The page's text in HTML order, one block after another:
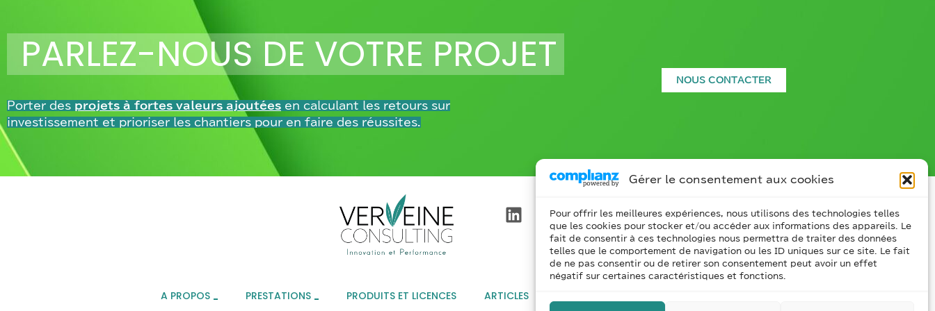
Gérer le consentement aux cookies
Pour offrir les meilleures expériences, nous utilisons des technologies telles
que les cookies pour stocker et/ou accéder aux informations des appareils. Le
fait de consentir à ces technologies nous permettra de traiter des données
telles que le comportement de navigation ou les ID uniques sur ce site. Le fait
de ne pas consentir ou de retirer son consentement peut avoir un effet
négatif sur certaines caractéristiques et fonctions.
PARLEZ-NOUS DE VOTRE PROJET
Porter des projets à fortes valeurs ajoutées en calculant les retours sur
investissement et prioriser les chantiers pour en faire des réussites.
NOUS CONTACTER
A PROPOS PRESTATIONS PRODUITS ET LICENCES ARTICLES